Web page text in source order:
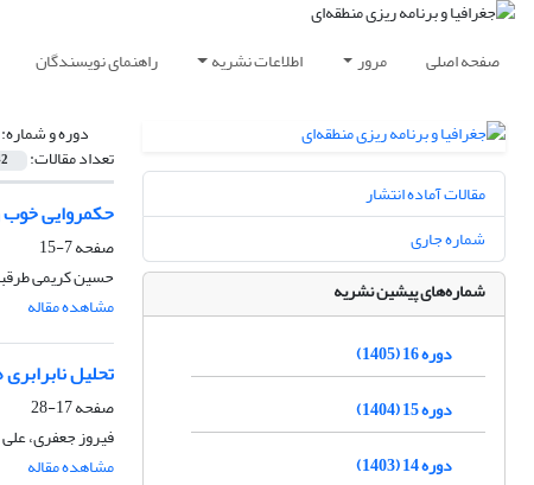
صفحه اصلی مرور اطلاعات نشریه راهنمای نویسندگان
دوره و شماره:
تعداد مقالات:
حکمروایی خوب
صفحه7-15
حسین کریمی
مشاهده مقاله
تحلیل
صفحه17-28
فیروز جعفری،
مشاهده مقاله
مقالات آماده انتشار
شماره جاری
شماره‌های پیشین نشریه
دوره 16 (1405)
دوره 15 (1404)
دوره 14 (1403)